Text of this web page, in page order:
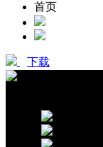
首页
下载